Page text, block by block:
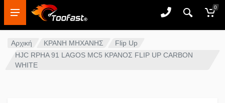
0
Αρχική ΚΡΑΝΗ ΜΗΧΑΝΗΣ
Flip Up
HJC RPHA 91 LAGOS MC5 ΚΡΑΝΟΣ FLIP UP CARBON
WHITE